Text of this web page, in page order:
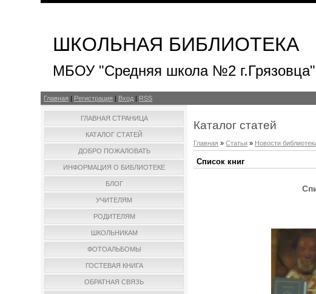
ШКОЛЬНАЯ БИБЛИОТЕКА
МБОУ "Средняя школа №2 г.Грязовца"
Главная Регистрация Вход RSS
ГЛАВНАЯ СТРАНИЦА
КАТАЛОГ СТАТЕЙ
ДОБРО ПОЖАЛОВАТЬ
ИНФОРМАЦИЯ О БИБЛИОТЕКЕ
БЛОГ
УЧИТЕЛЯМ
РОДИТЕЛЯМ
ШКОЛЬНИКАМ
ФОТОАЛЬБОМЫ
ГОСТЕВАЯ КНИГА
ОБРАТНАЯ СВЯЗЬ
Каталог статей
Главная »Статьи » Новости
Список книг